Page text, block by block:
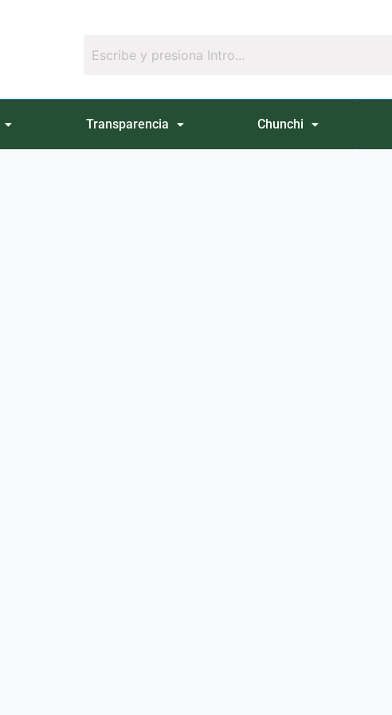
Transparencia Chunchi